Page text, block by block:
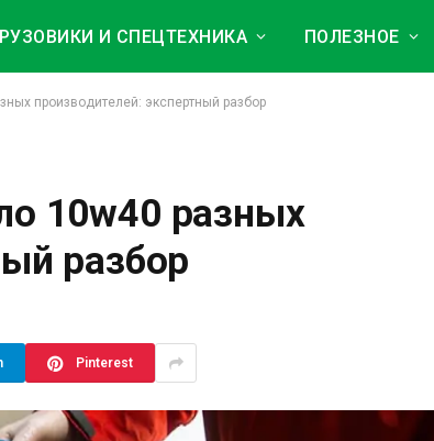
И СПЕЦТЕХНИКА ПОЛЕЗНОЕ
производителей: экспертный разбор
10w40 разных
разбор
Pinterest